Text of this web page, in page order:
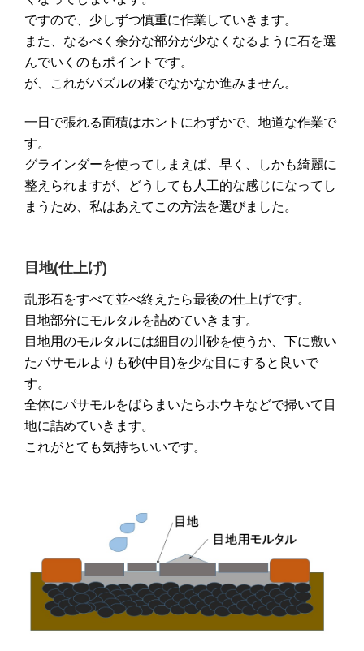
ですので、少しずつ慎重に作業していきます。
また、なるべく余分な部分が少なくなるように石を選
んでいくのもポイントです。
が、これがパズルの様でなかなか進みません。
一日で張れる面積はホントにわずかで、地道な作業で
す。
グラインダーを使ってしまえば、早く、しかも綺麗に
整えられますが、どうしても人工的な感じになってし
まうため、私はあえてこの方法を選びました。
目地(仕上げ)
乱形石をすべて並べ終えたら最後の仕上げです。
目地部分にモルタルを詰めていきます。
目地用のモルタルには細目の川砂を使うか、下に敷い
たパサモルよりも砂(中目 )を少な目にすると良いで
す。
全体にパサモルをばらまいたらホウキなどで掃いて目
地に詰めていきます。
これがとても気持ちいいです。